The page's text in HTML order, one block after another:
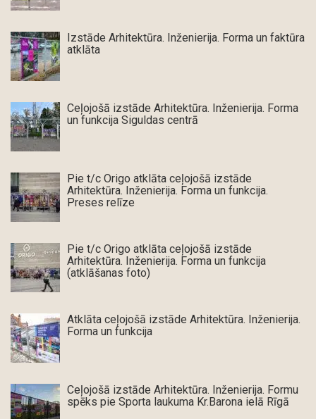
Izstāde Arhitektūra. Inženierija. Forma un faktūra
atklāta
Ceļojošā izstāde Arhitektūra. Inženierija. Forma
un funkcija Siguldas centrā
Pie t/c Origo atklāta ceļojošā izstāde
Arhitektūra. Inženierija. Forma un funkcija.
Preses relīze
Pie t/c Origo atklāta ceļojošā izstāde
Arhitektūra. Inženierija. Forma un funkcija
(atklāšanas foto)
Atklāta ceļojošā izstāde Arhitektūra. Inženierija.
Forma un funkcija
Ceļojošā izstāde Arhitektūra. Inženierija. Formu
spēks pie Sporta laukuma Kr.Barona ielā Rīgā